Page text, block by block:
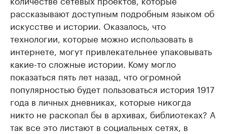
рассказывают доступным подробным языком об
искусстве и истории. Оказалось, что
технологии, которые можно использовать в
интернете, могут привлекательнее упаковывать
какие-то сложные истории. Кому могло
показаться пять лет назад, что огромной
популярностью будет пользоваться история 1917
года в личных дневниках, которые никогда
никто не раскопал бы в архивах, библиотеках? А
так все это листают в социальных сетях, в